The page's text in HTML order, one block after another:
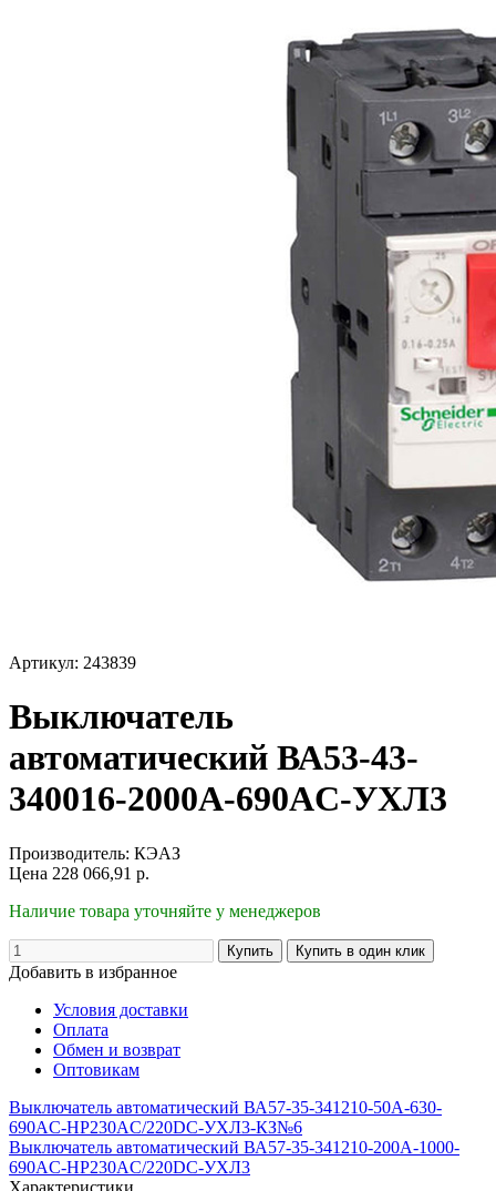
Артикул: 243839
Выключатель
автоматический ВА53-43-
340016-2000А-690AC-УХЛ3
Производитель: КЭАЗ
Цена 228 066,91 р.
Наличие товара уточняйте у менеджеров
Добавить в избранное
Условия доставки
Оплата
Обмен и возврат
Оптовикам
Выключатель автоматический ВА57-35-341210-50А-630-
690AC-НР230AC/220DC-УХЛ3-КЗ№6
Выключатель автоматический ВА57-35-341210-200А-1000-
690AC-НР230AC/220DC-УХЛ3
Характеристики